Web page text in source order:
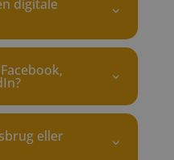
digitale
eller